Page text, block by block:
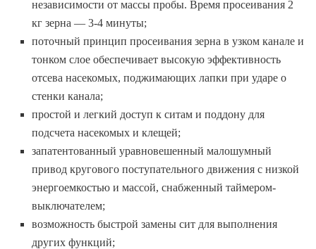
независимости от массы пробы. Время просеивания 2
кг зерна — 3-4 минуты;
поточный принцип просеивания зерна в узком канале и
тонком слое обеспечивает высокую эффективность
отсева насекомых, поджимающих лапки при ударе о
стенки канала;
простой и легкий доступ к ситам и поддону для
подсчета насекомых и клещей;
запатентованный уравновешенный малошумный
привод кругового поступательного движения с низкой
энергоемкостью и массой, снабженный таймером-
выключателем;
возможность быстрой замены сит для выполнения
других функций;